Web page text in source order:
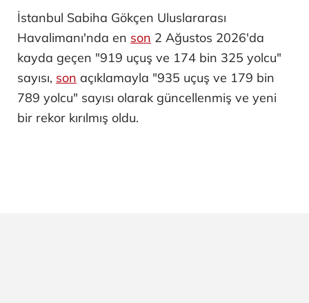
İstanbul Sabiha Gökçen Uluslararası
Havalimanı'nda en son 2 Ağustos 2026'da
kayda geçen "919 uçuş ve 174 bin 325 yolcu"
sayısı, son açıklamayla "935 uçuş ve 179 bin
789 yolcu" sayısı olarak güncellenmiş ve yeni
bir rekor kırılmış oldu.